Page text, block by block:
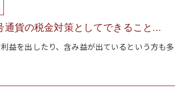
通貨の税金対策としてできること...
益を出したり、含み益が出ているという方も